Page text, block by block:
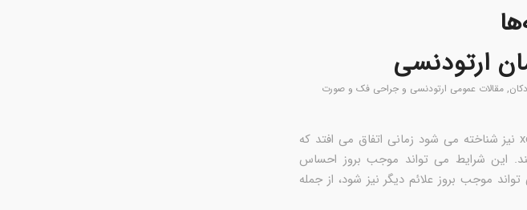
ارتودنسی
, مقالات عمومی ارتودنسی و جراحی فک و صورت
خشکی دهان که تحت عنوان زروستومیا xerostomia نیز شناخته می شود زمانی اتفاق می افتد که
این شرایط می تواند موجب بروز احساس
موجب بروز علائم دیگر نیز شود، از جمله